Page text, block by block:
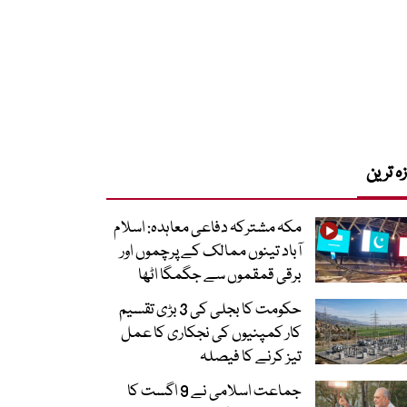
ترین
مکہ مشترکہ دفاعی معاہدہ: اسلام
آباد تینوں ممالک کے پرچموں اور
برقی قمقموں سے جگمگا اٹھا
حکومت کا بجلی کی 3 بڑی تقسیم
کار کمپنیوں کی نجکاری کا عمل
تیز کرنے کا فیصلہ
جماعت اسلامی نے 9 اگست کا